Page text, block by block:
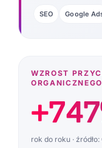
SEO Google
WZROST
ORGANICZNEGO
rok do roku ·